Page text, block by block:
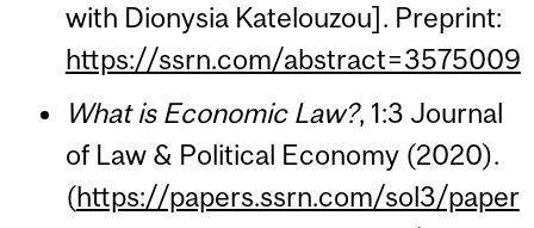
with Dionysia Katelouzou]. Preprint:
https://ssrn.com/abstract=3575009
What is Economic Law?, 1:3 Journal
of Law & Political Economy (2020).
(https://papers.ssrn.com/sol3/paper